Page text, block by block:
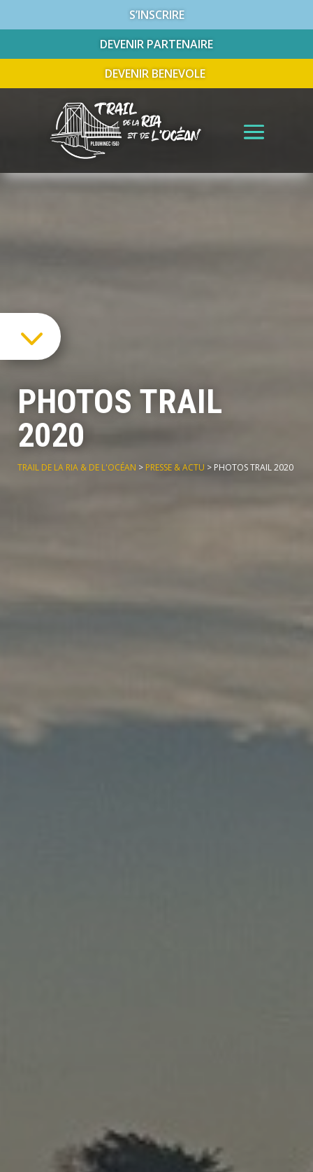
S’INSCRIRE
DEVENIR PARTENAIRE
DEVENIR BENEVOLE
3
PHOTOS TRAIL
2020
TRAIL DE LA RIA & DE L'OCÉAN > PRESSE & ACTU > PHOTOS TRAIL 2020